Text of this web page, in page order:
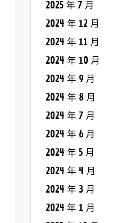
2025 年 7 月
2024 年 12 月
2024 年 11 月
2024 年 10 月
2024 年 9 月
2024 年 8 月
2024 年 7 月
2024 年 6 月
2024 年 5 月
2024 年 4 月
2024 年 3 月
2024 年 1 月